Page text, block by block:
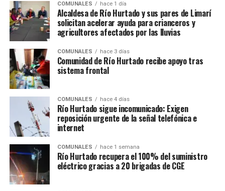
COMUNALES hace 1 día
Alcaldesa de Río Hurtado y sus pares de Limarí
solicitan acelerar ayuda para crianceros y
agricultores afectados por las lluvias
COMUNALES hace 3 días
Comunidad de Río Hurtado recibe apoyo tras
sistema frontal
COMUNALES hace 4 días
Río Hurtado sigue incomunicado: Exigen
reposición urgente de la señal telefónica e
internet
COMUNALES hace 1 semana
Río Hurtado recupera el 100% del suministro
eléctrico gracias a 20 brigadas de CGE